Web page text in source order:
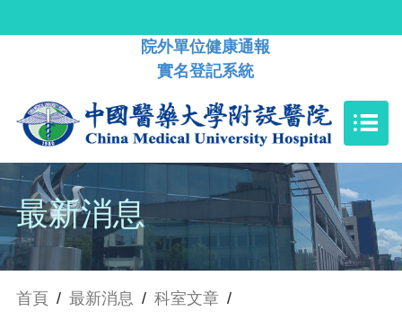
院外單位健康通報
實名登記系統
最新消息
首頁 / 最新消息 / 科室文章 /